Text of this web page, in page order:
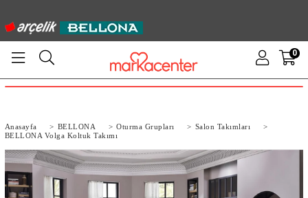
0
Anasayfa > BELLONA > Oturma Grupları > Salon Takımları
>
BELLONA Volga Koltuk Takımı